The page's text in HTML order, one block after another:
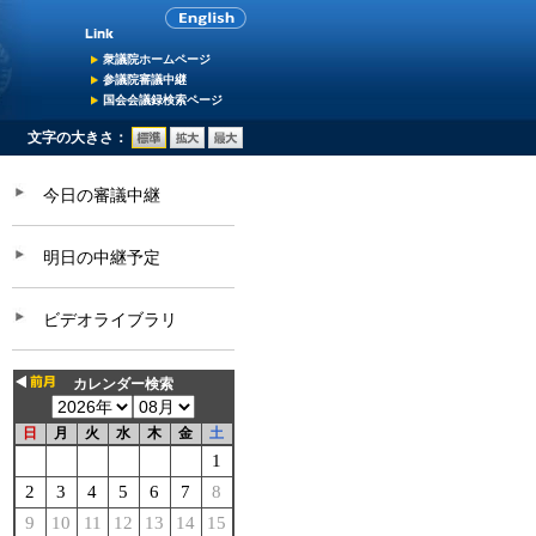
衆議院ホームページ
参議院審議中継
国会会議録検索ページ
文字の大きさ：
今日の審議中継
明日の中継予定
ビデオライブラリ
カレンダー検索
日 月 火 水 木 金 土
1
2
3 4 5 6 7
8
9
10 11 12 13 14
15